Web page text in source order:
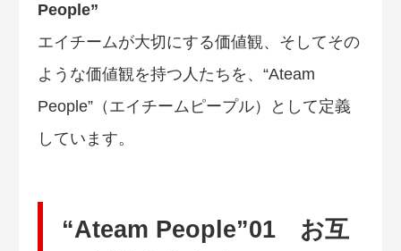
People”
エイチームが大切にする価値観、そしてその
ような価値観を持つ人たちを、“Ateam
People”（エイチームピープル）として定義
しています。
“Ateam People”01 お互